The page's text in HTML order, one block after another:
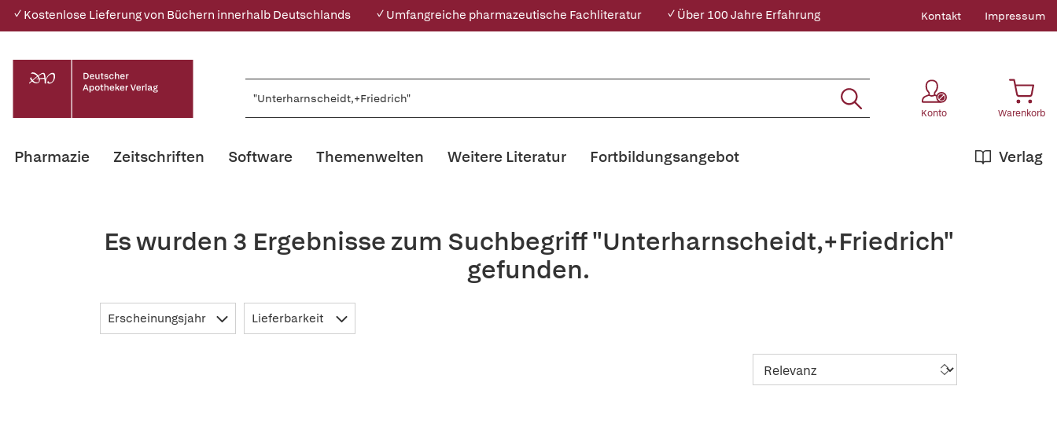
✓ Kostenlose Lieferung von Büchern innerhalb Deutschlands ✓ Umfangreiche pharmazeutische Fachliteratur ✓ Über 100 Jahre Erfahrung Kontakt Impressum
Konto Warenkorb
Pharmazie Zeitschriften Software Themenwelten Weitere Literatur Verlag
Fortbildungsangebot
Es wurden 3 Ergebnisse zum Suchbegriff "Unterharnscheidt,+Friedrich"
gefunden.
Erscheinungsjahr Lieferbarkeit